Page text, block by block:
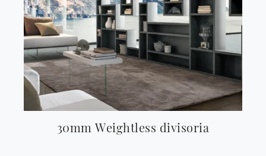
30mm Weightless divisoria